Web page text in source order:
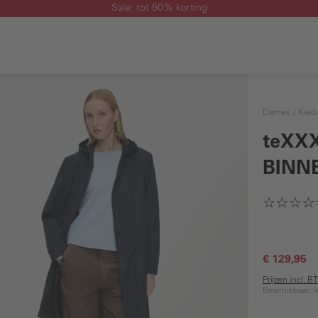
Sale: tot 50% korting
Dames
€ 129,95
Prijzen incl.
Beschikbaar,